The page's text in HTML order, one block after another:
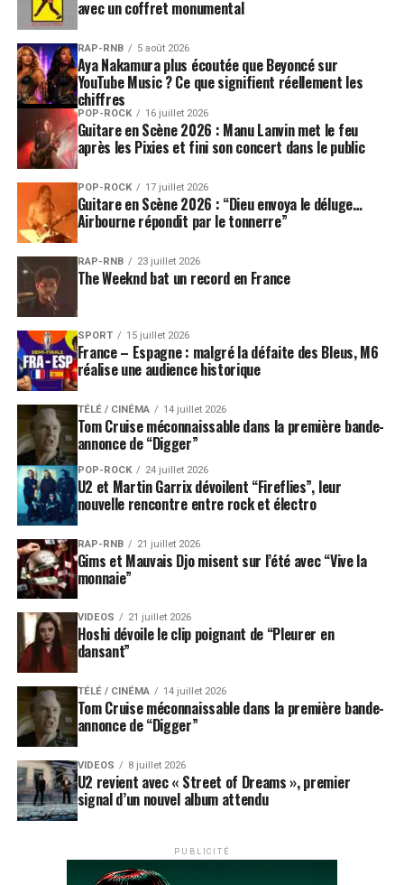
avec un coffret monumental
RAP-RNB 5 août 2026
Aya Nakamura plus écoutée que Beyoncé sur
YouTube Music ? Ce que signifient réellement les
chiffres
POP-ROCK 16 juillet 2026
Guitare en Scène 2026 : Manu Lanvin met le feu
après les Pixies et fini son concert dans le public
POP-ROCK 17 juillet 2026
Guitare en Scène 2026 : “Dieu envoya le déluge…
Airbourne répondit par le tonnerre”
RAP-RNB 23 juillet 2026
The Weeknd bat un record en France
SPORT 15 juillet 2026
France – Espagne : malgré la défaite des Bleus, M6
réalise une audience historique
TÉLÉ / CINÉMA 14 juillet 2026
Tom Cruise méconnaissable dans la première bande-
annonce de “Digger”
POP-ROCK 24 juillet 2026
U2 et Martin Garrix dévoilent “Fireflies”, leur
nouvelle rencontre entre rock et électro
RAP-RNB 21 juillet 2026
Gims et Mauvais Djo misent sur l’été avec “Vive la
monnaie”
VIDEOS 21 juillet 2026
Hoshi dévoile le clip poignant de “Pleurer en
dansant”
TÉLÉ / CINÉMA 14 juillet 2026
Tom Cruise méconnaissable dans la première bande-
annonce de “Digger”
VIDEOS 8 juillet 2026
U2 revient avec « Street of Dreams », premier
signal d’un nouvel album attendu
PUBLICITÉ